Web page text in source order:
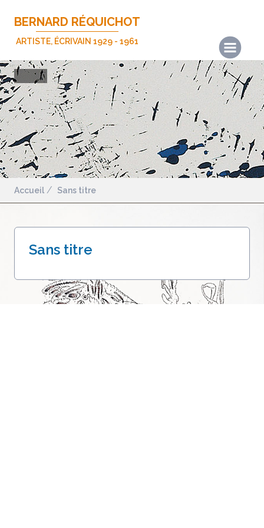
BERNARD RÉQUICHOT
ARTISTE, ÉCRIVAIN 1929 - 1961
Actualités
Les œuvres
Les écrits
Expositions
Publications
Biographie
Accueil Sans titre
Sans titre